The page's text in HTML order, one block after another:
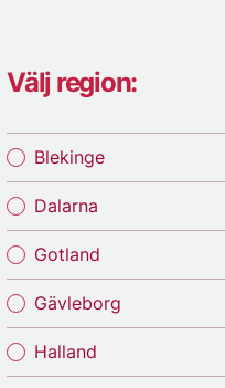
Välj region:
Blekinge
Dalarna
Gotland
Gävleborg
Halland